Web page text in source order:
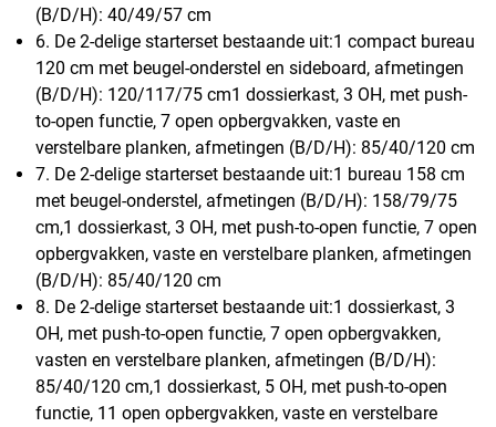
(B/D/H): 40/49/57 cm
6. De 2-delige starterset bestaande uit:1 compact bureau
120 cm met beugel-onderstel en sideboard, afmetingen
(B/D/H): 120/117/75 cm1 dossierkast, 3 OH, met push-
to-open functie, 7 open opbergvakken, vaste en
verstelbare planken, afmetingen (B/D/H): 85/40/120 cm
7. De 2-delige starterset bestaande uit:1 bureau 158 cm
met beugel-onderstel, afmetingen (B/D/H): 158/79/75
cm,1 dossierkast, 3 OH, met push-to-open functie, 7 open
opbergvakken, vaste en verstelbare planken, afmetingen
(B/D/H): 85/40/120 cm
8. De 2-delige starterset bestaande uit:1 dossierkast, 3
OH, met push-to-open functie, 7 open opbergvakken,
vasten en verstelbare planken, afmetingen (B/D/H):
85/40/120 cm,1 dossierkast, 5 OH, met push-to-open
functie, 11 open opbergvakken, vaste en verstelbare